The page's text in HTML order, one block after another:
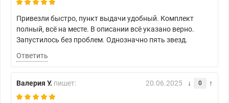
Привезли быстро, пункт выдачи удобный. Комплект
полный, всё на месте. В описании всё указано верно.
Запустилось без проблем. Однозначно пять звезд.
Ответить
Валерия У. пишет: 20.06.2025 0